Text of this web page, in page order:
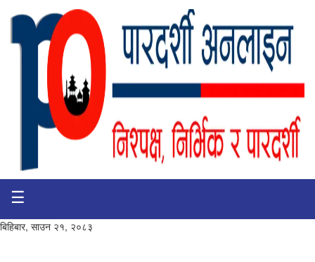
गृहपृष्ठ
भिडियो
☰
बिहिबार, साउन २१, २०८३